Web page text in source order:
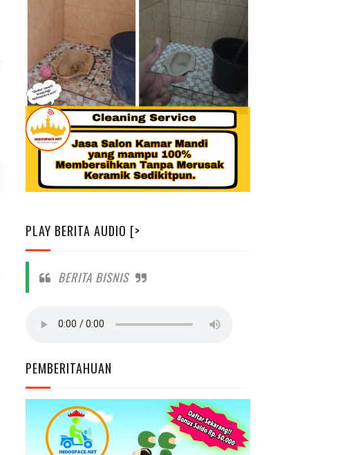
PLAY BERITA AUDIO [>
BERITA BISNIS
PEMBERITAHUAN